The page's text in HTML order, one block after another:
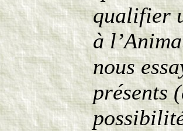
qualifier
à
nous
présents